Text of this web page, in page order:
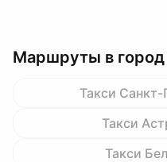
Маршруты в город
Такси Санкт-
Такси
Такси